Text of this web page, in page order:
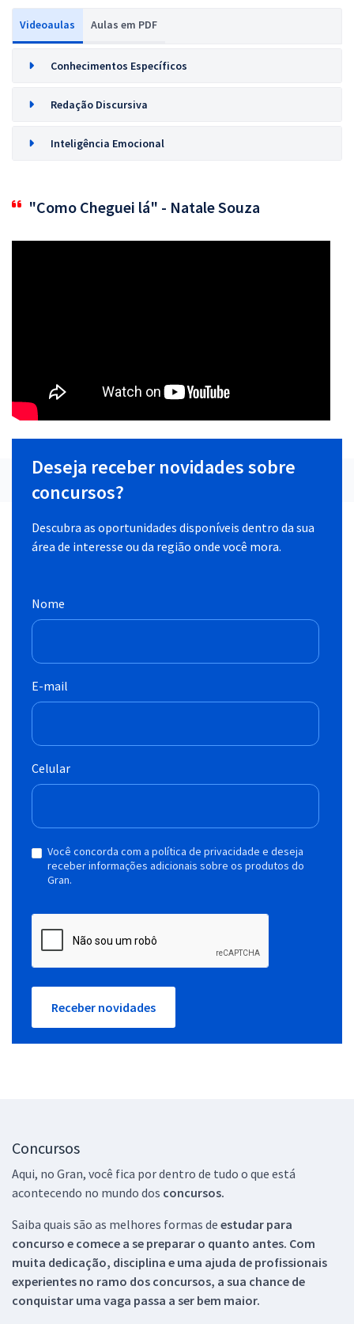
Videoaulas Aulas em PDF
Conhecimentos Específicos
Redação Discursiva
Inteligência Emocional
"Como Cheguei lá" - Natale Souza
Deseja receber novidades sobre
concursos?
Descubra as oportunidades disponíveis dentro da sua
área de interesse ou da região onde você mora.
Nome
E-mail
Celular
Você concorda com a política de privacidade e deseja
receber informações adicionais sobre os produtos do
Gran.
Receber novidades
Concursos
Aqui, no Gran, você fica por dentro de tudo o que está
acontecendo no mundo dos concursos.
Saiba quais são as melhores formas de estudar para
concurso e comece a se preparar o quanto antes. Com
muita dedicação, disciplina e uma ajuda de profissionais
experientes no ramo dos concursos, a sua chance de
conquistar uma vaga passa a ser bem maior.